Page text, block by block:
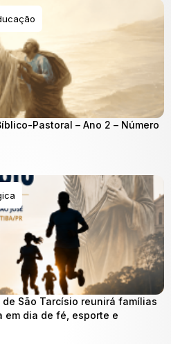
Pastoral – Ano 2 – Número
São Tarcísio reunirá famílias
em dia de fé, esporte e